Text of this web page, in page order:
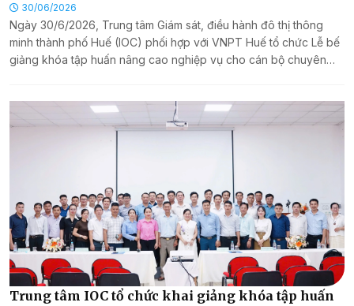
nghệ thông tin năm 2026
30/06/2026
Ngày 30/6/2026, Trung tâm Giám sát, điều hành đô thị thông
minh thành phố Huế (IOC) phối hợp với VNPT Huế tổ chức Lễ bế
giảng khóa tập huấn nâng cao nghiệp vụ cho cán bộ chuyên
Trung tâm IOC tổ chức khai giảng khóa tập huấn